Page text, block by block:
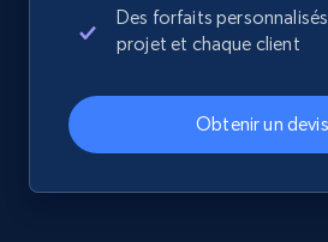
Sku, Product id, Product name,
and more.
Des forfaits
projet et chaque client
Obtenir un devis